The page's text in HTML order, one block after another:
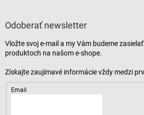
Odoberať newsletter
Vložte svoj e-mail a my Vám budeme
produktoch na našom e-shope.
Email